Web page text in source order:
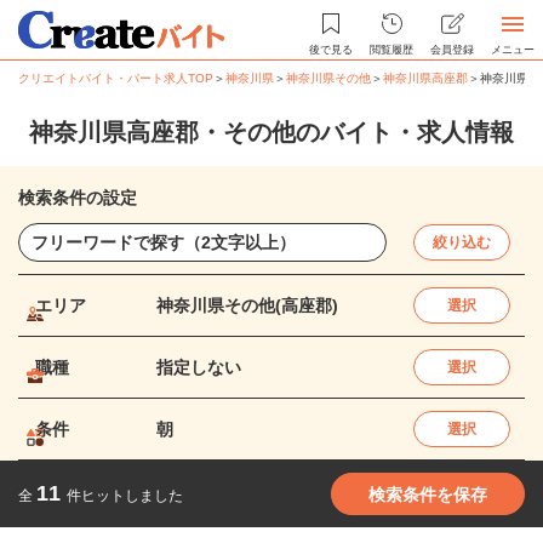
後で見る 閲覧履歴 会員登録 メニュー
クリエイトバイト・パート求人TOP ＞神奈川県＞神奈川県その他＞神奈川県高座郡＞神奈川県
神奈川県高座郡・その他のバイト・求人情報
検索条件の設定
絞り込む
エリア 神奈川県その他(高座郡) 選択
職種 指定しない 選択
条件 朝 選択
全 11 件ヒットしました 検索条件を保存